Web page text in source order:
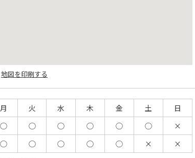
地図を印刷する
月 火 水 木 金 土
日
◯ ◯ ◯ ◯ ◯ ◯
×
◯ ◯ ◯ ◯ ◯ ×
×